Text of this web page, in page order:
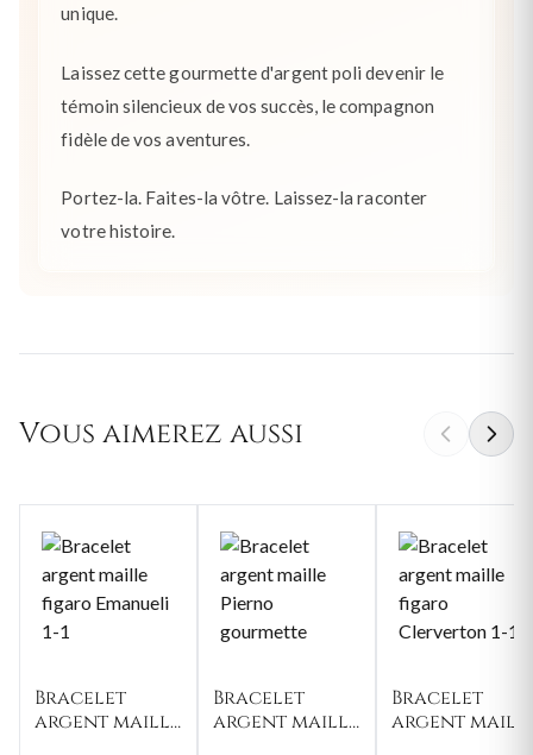
unique.
Laissez cette gourmette d'argent poli devenir le
témoin silencieux de vos succès, le compagnon
fidèle de vos aventures.
Portez-la. Faites-la vôtre. Laissez-la raconter
votre histoire.
Vous aimerez aussi
Bracelet
argent maille
Bracelet
argent maille
Bracelet
argent